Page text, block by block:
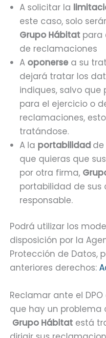
A solicitar la
este caso, solo
Grupo Hábitat para
de reclamaciones
A oponerse a su
dejará tratar los
indiques, salvo
para el ejercicio o
reclamaciones,
tratándose.
A la portabilidad
que quieras que
por otra firma,
portabilidad de sus
responsable.
Podrá utilizar los
disposición por la
Protección de Datos,
anteriores derechos:
Reclamar ante el DPO
que hay un
Grupo Hábitat está